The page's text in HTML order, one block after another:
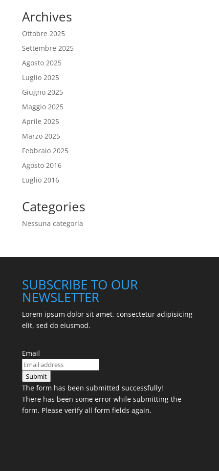
Archives
Ottobre 2025
Settembre 2025
Agosto 2025
Luglio 2025
Giugno 2025
Maggio 2025
Aprile 2025
Marzo 2025
Febbraio 2025
Agosto 2016
Luglio 2016
Categories
Nessuna categoria
SUBSCRIBE TO OUR
NEWSLETTER
Lorem ipsum dolor sit amet, consectetur adipisicing
elit, sed do eiusmod.
Email
Submit
The form has been submitted successfully!
There has been some error while submitting the
form. Please verify all form fields again.